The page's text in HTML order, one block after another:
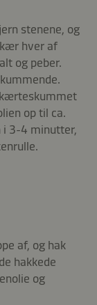
stenene, og
hver af
og peber.
op til ca.
i 3-4 minutter,
af, og hak
hakkede
og